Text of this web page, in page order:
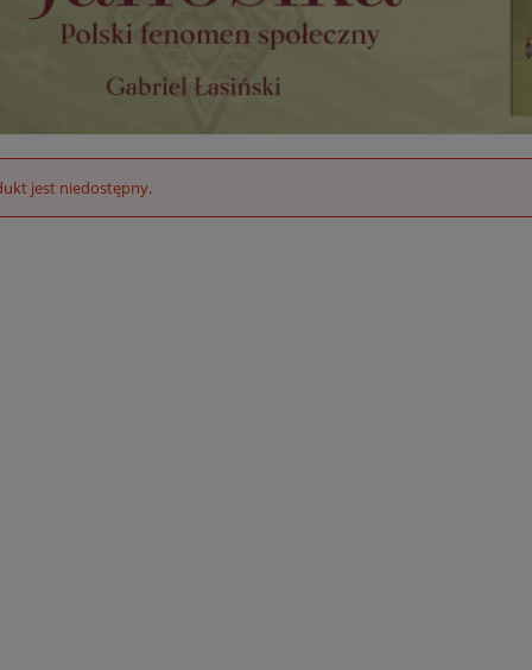
jest niedostępny.